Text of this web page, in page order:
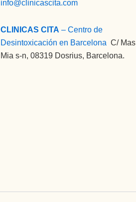
info@clinicascita.com
CLINICAS CITA – Centro de
Desintoxicación en Barcelona :C/ Mas
Mia s-n, 08319 Dosrius, Barcelona.